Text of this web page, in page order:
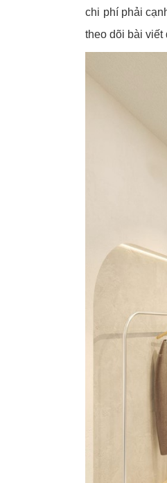
chi phí phải
theo dõi bài